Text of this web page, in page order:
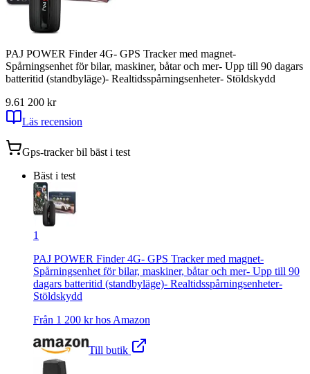
PAJ POWER Finder 4G- GPS Tracker med magnet-
Spårningsenhet för bilar, maskiner, båtar och mer- Upp till 90 dagars
batteritid (standbyläge)- Realtidsspårningsenheter- Stöldskydd
9.61 200 kr
Läs recension
Gps-tracker bil bäst i test
Bäst i test
1
PAJ POWER Finder 4G- GPS Tracker med magnet-
Spårningsenhet för bilar, maskiner, båtar och mer- Upp till 90
dagars batteritid (standbyläge)- Realtidsspårningsenheter-
Stöldskydd
Från 1 200 kr hos Amazon
Till butik